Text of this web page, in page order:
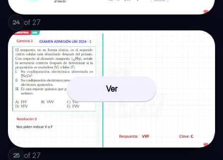
24 of 27
Ver
25 of 27